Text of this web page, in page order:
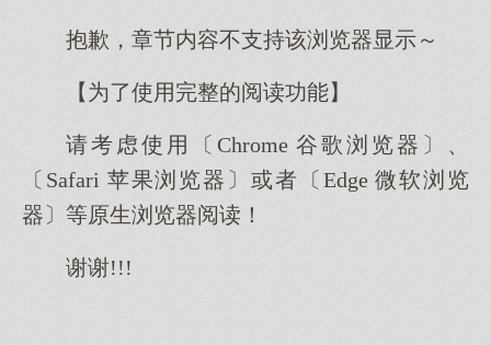
抱歉，章节内容不支持该浏览器显示～
【为了使用完整的阅读功能】
请考虑使用〔Chrome 谷歌浏览器〕、
〔Safari 苹果浏览器〕或者〔Edge 微软浏览
器〕等原生浏览器阅读！
谢谢!!!